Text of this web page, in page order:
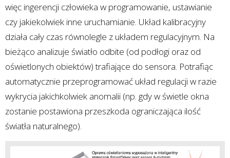
więc ingerencji człowieka w programowanie, ustawianie
czy jakiekolwiek inne uruchamianie. Układ kalibracyjny
działa cały czas równolegle z układem regulacyjnym. Na
bieżąco analizuje światło odbite (od podłogi oraz od
oświetlonych obiektów) trafiające do sensora. Potrafiąc
automatycznie przeprogramować układ regulacji w razie
wykrycia jakichkolwiek anomalii (np. gdy w świetle okna
zostanie postawiona przeszkoda ograniczająca ilość
światła naturalnego).